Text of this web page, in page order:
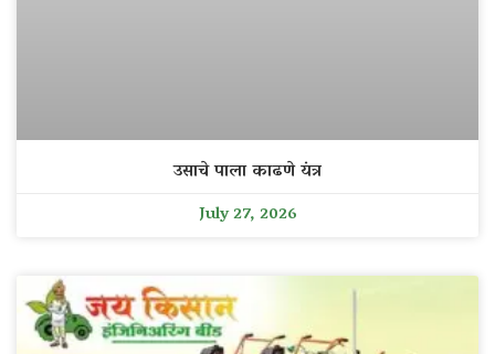
उसाचे पाला काढणे यंत्र
July 27, 2026